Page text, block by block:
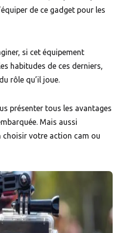
de ce gadget pour les
si cet équipement
habitudes de ces derniers,
rôle qu’il joue.
présenter tous les avantages
Mais aussi
votre action cam ou